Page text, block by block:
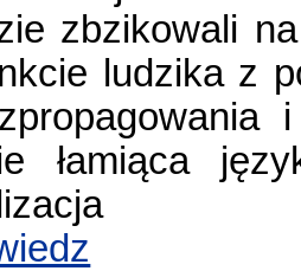
zbzikowali
ludzika z
łamiąca